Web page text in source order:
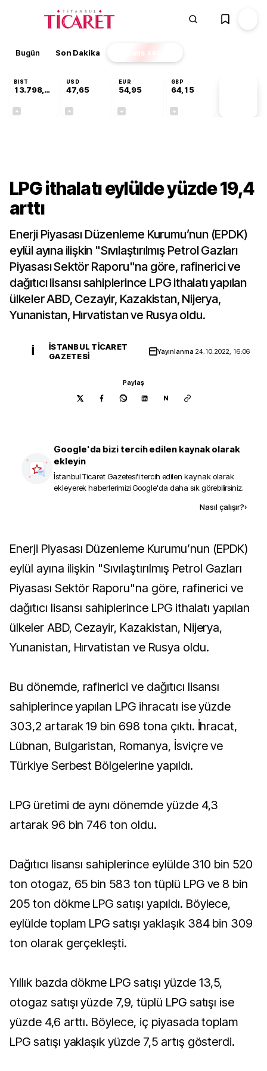
Bugün Son Dakika Finans EKSTRA
BIST
13.798,82
USD
47,65
EUR
54,95
GBP
64,15
LPG ithalatı eylülde yüzde 19,4
arttı
Enerji Piyasası Düzenleme Kurumu’nun (EPDK)
eylül ayına ilişkin "Sıvılaştırılmış Petrol Gazları
Piyasası Sektör Raporu"na göre, rafinerici ve
dağıtıcı lisansı sahiplerince LPG ithalatı yapılan
ülkeler ABD, Cezayir, Kazakistan, Nijerya,
Yunanistan, Hırvatistan ve Rusya oldu.
İ
İSTANBUL TICARET
GAZETESI
Yayınlanma 24.10.2022, 16:06
Paylaş
N
Google'da bizi tercih edilen kaynak olarak
ekleyin
İstanbul Ticaret Gazetesi'i tercih edilen kaynak olarak
ekleyerek haberlerimizi Google'da daha sık görebilirsiniz.
Nasıl çalışır?›
Enerji Piyasası Düzenleme Kurumu’nun (EPDK)
eylül ayına ilişkin "Sıvılaştırılmış Petrol Gazları
Piyasası Sektör Raporu"na göre, rafinerici ve
dağıtıcı lisansı sahiplerince LPG ithalatı yapılan
ülkeler ABD, Cezayir, Kazakistan, Nijerya,
Yunanistan, Hırvatistan ve Rusya oldu.
Bu dönemde, rafinerici ve dağıtıcı lisansı
sahiplerince yapılan LPG ihracatı ise yüzde
303,2 artarak 19 bin 698 tona çıktı. İhracat,
Lübnan, Bulgaristan, Romanya, İsviçre ve
Türkiye Serbest Bölgelerine yapıldı.
LPG üretimi de aynı dönemde yüzde 4,3
artarak 96 bin 746 ton oldu.
Dağıtıcı lisansı sahiplerince eylülde 310 bin 520
ton otogaz, 65 bin 583 ton tüplü LPG ve 8 bin
205 ton dökme LPG satışı yapıldı. Böylece,
eylülde toplam LPG satışı yaklaşık 384 bin 309
ton olarak gerçekleşti.
Yıllık bazda dökme LPG satışı yüzde 13,5,
otogaz satışı yüzde 7,9, tüplü LPG satışı ise
yüzde 4,6 arttı. Böylece, iç piyasada toplam
LPG satışı yaklaşık yüzde 7,5 artış gösterdi.